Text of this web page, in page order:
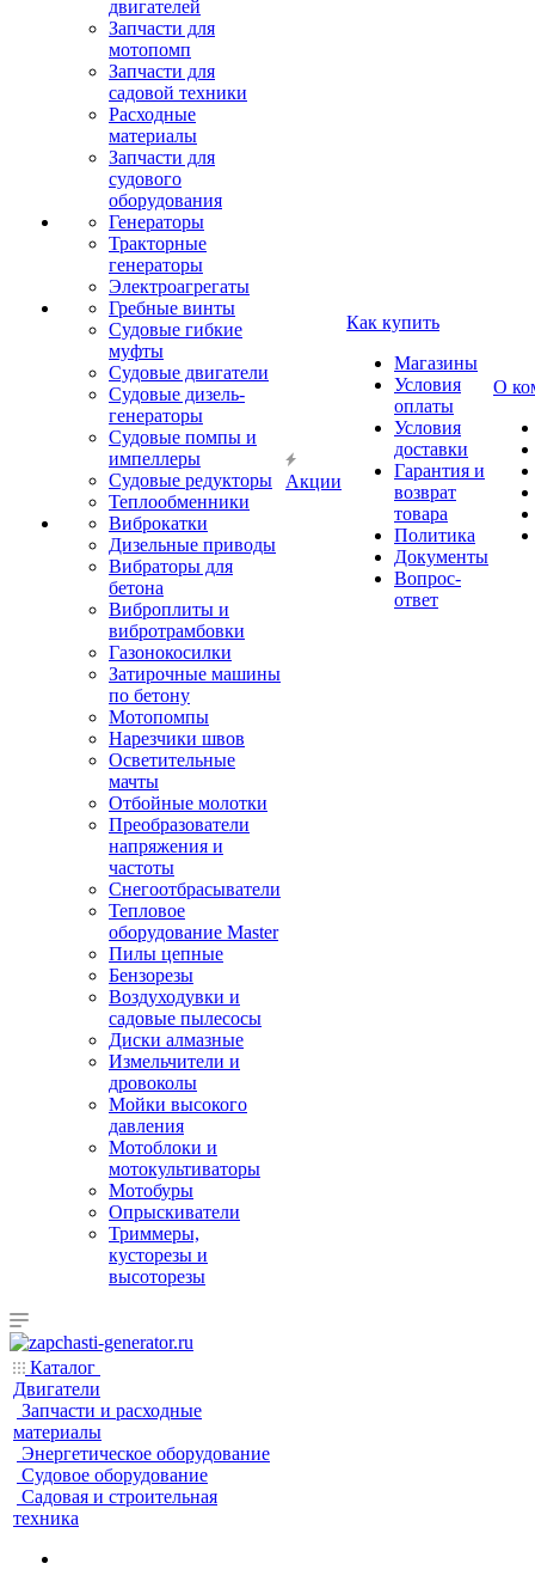
двигателей
Запчасти для
мотопомп
Запчасти для
садовой техники
Расходные
материалы
Запчасти для
судового
оборудования
Генераторы
Тракторные
генераторы
Электроагрегаты
Гребные винты
Судовые гибкие
муфты
Судовые двигатели
Судовые дизель-
генераторы
Судовые помпы и
импеллеры
Судовые редукторы
Теплообменники
Виброкатки
Дизельные приводы
Вибраторы для
бетона
Виброплиты и
вибротрамбовки
Газонокосилки
Затирочные машины
по бетону
Мотопомпы
Нарезчики швов
Осветительные
мачты
Отбойные молотки
Преобразователи
напряжения и
частоты
Снегоотбрасыватели
Тепловое
оборудование Master
Пилы цепные
Бензорезы
Воздуходувки и
садовые пылесосы
Диски алмазные
Измельчители и
дровоколы
Мойки высокого
давления
Мотоблоки и
мотокультиваторы
Мотобуры
Опрыскиватели
Триммеры,
кусторезы и
высоторезы
Акции
Как купить
Магазины
Условия
оплаты
Условия
доставки
Гарантия и
возврат
товара
Политика
Документы
Вопрос-
ответ
О
Каталог
Двигатели
Запчасти и расходные
материалы
Энергетическое оборудование
Судовое оборудование
Садовая и строительная
техника